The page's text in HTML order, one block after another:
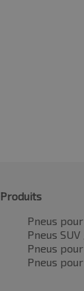
Produits
Pneus
Pneus
Pneus
Pneus pour